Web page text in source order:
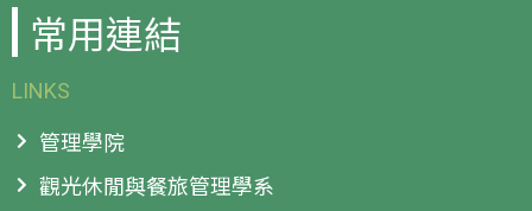
常用連結
LINKS
管理學院
觀光休閒與餐旅管理學系